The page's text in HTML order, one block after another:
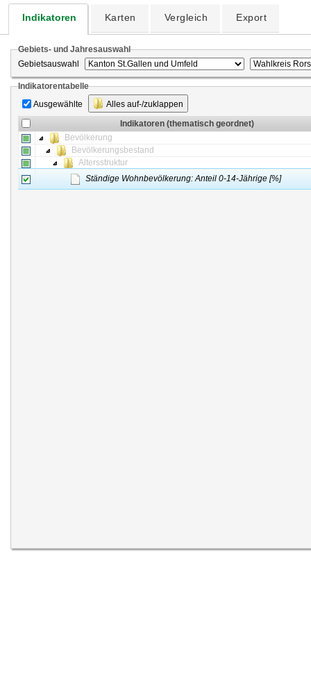
Indikatoren Karten Vergleich Export
Gebiets- und Jahresauswahl
Gebietsauswahl
Indikatorentabelle
Ausgewählte
Alles auf-/zuklappen
Indikatoren (thematisch geordnet)
Bevölkerung
Bevölkerungsbestand
Altersstruktur
Ständige Wohnbevölkerung: Anteil 0-14-Jährige [%]